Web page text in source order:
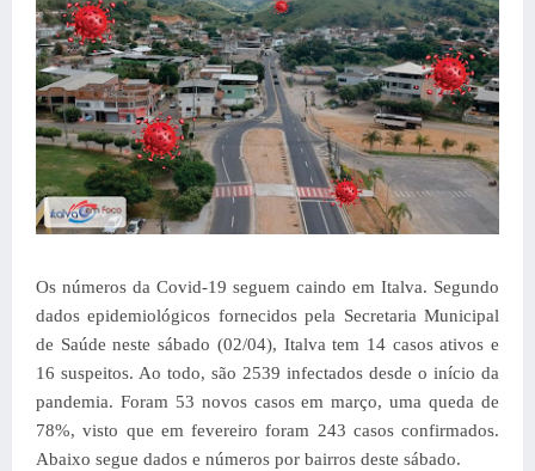
Os números da Covid-19 seguem caindo em Italva. Segundo
dados epidemiológicos fornecidos pela Secretaria Municipal
de Saúde neste sábado (02/04), Italva tem 14 casos ativos e
16 suspeitos. Ao todo, são 2539 infectados desde o início da
pandemia. Foram 53 novos casos em março, uma queda de
78%, visto que em fevereiro foram 243 casos confirmados.
Abaixo segue dados e números por bairros deste sábado.